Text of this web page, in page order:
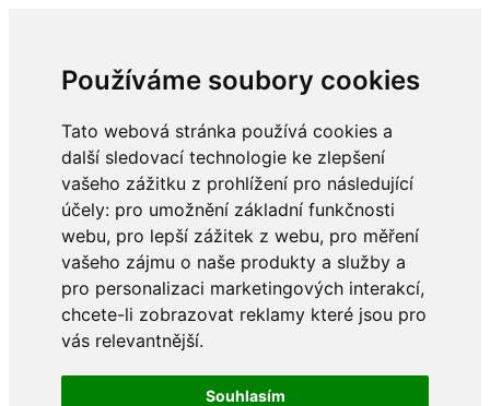
Používáme soubory cookies
Tato webová stránka používá cookies a
další sledovací technologie ke zlepšení
vašeho zážitku z prohlížení pro následující
účely: pro umožnění základní funkčnosti
webu, pro lepší zážitek z webu, pro měření
vašeho zájmu o naše produkty a služby a
pro personalizaci marketingových interakcí,
chcete-li zobrazovat reklamy které jsou pro
vás relevantnější.
Souhlasím